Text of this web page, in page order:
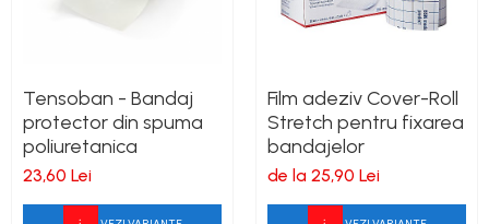
Tensoban - Bandaj
protector din spuma
poliuretanica
23,60 Lei
Film adeziv Cover-Roll
Stretch pentru fixarea
bandajelor
de la 25,90 Lei